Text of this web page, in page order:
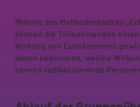
Mithilfe des Methodenblattes
können die Teilnehmenden
Wirkung von Echokammern
davon bekommen, welche
bereits radikalisierende